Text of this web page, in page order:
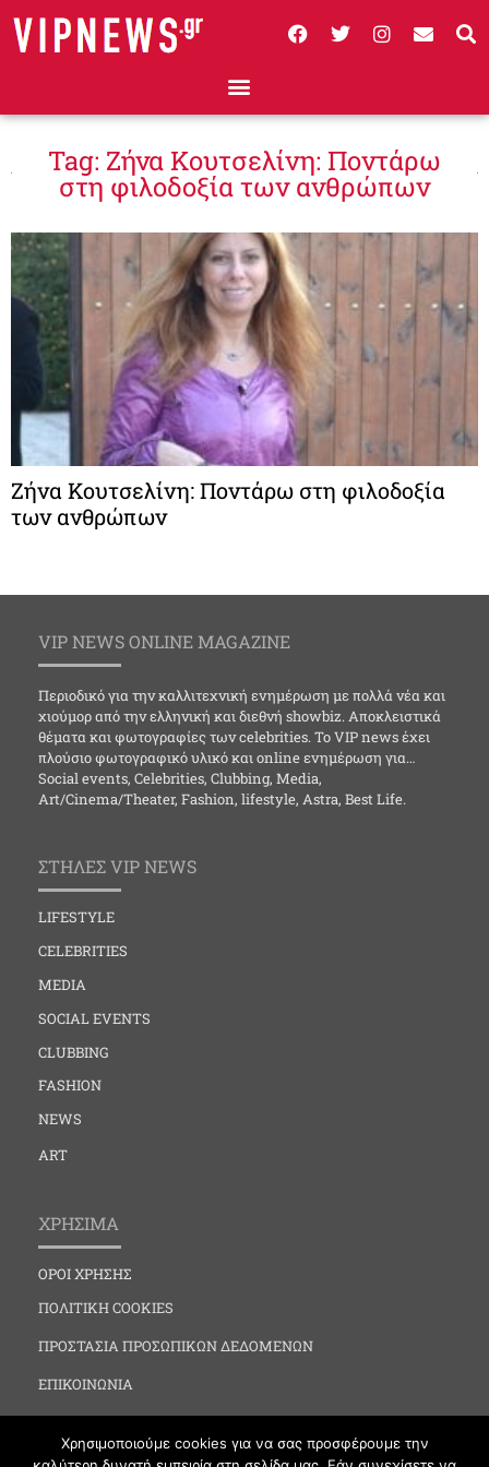
Tag: Ζήνα Κουτσελίνη: Ποντάρω
στη φιλοδοξία των ανθρώπων
Ζήνα Κουτσελίνη: Ποντάρω στη φιλοδοξία
των ανθρώπων
VIP NEWS ONLINE MAGAZINE
Περιοδικό για την καλλιτεχνική ενημέρωση με πολλά νέα και
χιούμορ από την ελληνική και διεθνή showbiz. Αποκλειστικά
θέματα και φωτογραφίες των celebrities. Το VIP news έχει
πλούσιο φωτογραφικό υλικό και online ενημέρωση για…
Social events, Celebrities, Clubbing, Media,
Art/Cinema/Theater, Fashion, lifestyle, Astra, Best Life.
ΣΤΗΛΕΣ VIP NEWS
LIFESTYLE
CELEBRITIES
MEDIA
SOCIAL EVENTS
CLUBBING
FASHION
NEWS
ART
ΧΡΗΣΙΜΑ
ΟΡΟΙ ΧΡΗΣΗΣ
ΠΟΛΙΤΙΚΗ COOKIES
ΠΡΟΣΤΑΣΙΑ ΠΡΟΣΩΠΙΚΩΝ ΔΕΔΟΜΕΝΩΝ
ΕΠΙΚΟΙΝΩΝΙΑ
Χρησιμοποιούμε cookies για να σας προσφέρουμε την